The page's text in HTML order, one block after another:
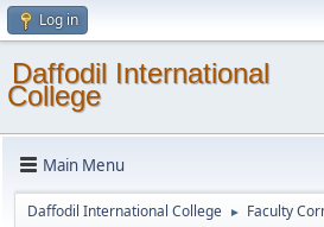
Log in
Daffodil International
College
Main Menu
Daffodil International College ► Faculty